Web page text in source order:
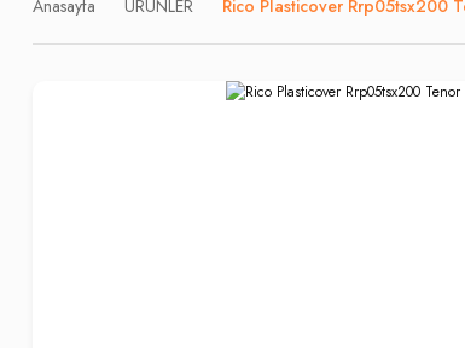
Anasayfa ÜRÜNLER Rico Plasticover Rrp05tsx200